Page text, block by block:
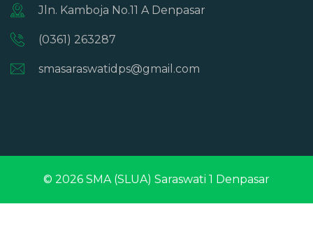
Jln. Kamboja No.11 A Denpasar
(0361) 263287
smasaraswatidps@gmail.com
© 2026 SMA (SLUA) Saraswati 1 Denpasar